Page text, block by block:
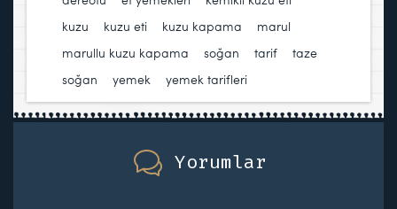
kuzu
kuzu eti kuzu kapama marul
marullu kuzu kapama
soğan tarif
taze
soğan
yemek yemek tarifleri
Yorumlar